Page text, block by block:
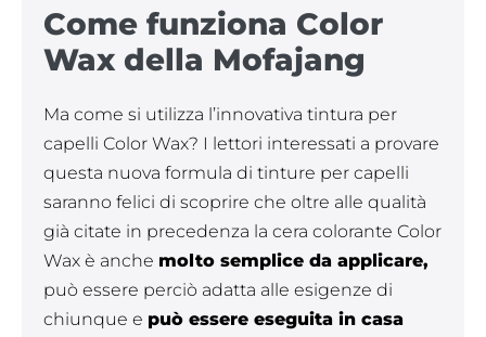
Come funziona Color
Wax della Mofajang
Ma come si utilizza l’innovativa tintura per
capelli Color Wax? I lettori interessati a provare
questa nuova formula di tinture per capelli
saranno felici di scoprire che oltre alle qualità
già citate in precedenza la cera colorante Color
Wax è anche molto semplice da applicare,
può essere perciò adatta alle esigenze di
chiunque e può essere eseguita in casa